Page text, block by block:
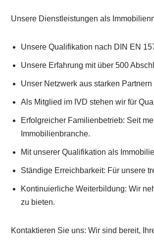
Unsere Dienstleistungen als
Unsere Qualifikation nach DIN EN
Unsere Erfahrung mit über 500
Unser Netzwerk aus starken
Als Mitglied im IVD stehen wir für
Erfolgreicher Familienbetrieb: Seit
Immobilienbranche.
Mit unserer Qualifikation als
Ständige Erreichbarkeit: Für unsere
Kontinuierliche Weiterbildung: Wir
zu bieten.
Kontaktieren Sie uns: Wir sind bereit,